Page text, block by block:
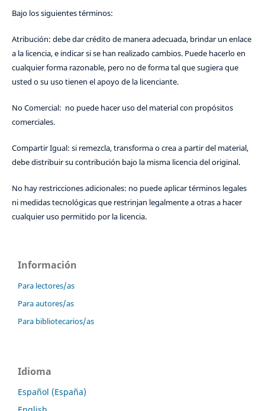
Bajo los siguientes términos:
Atribución: debe dar crédito de manera adecuada, brindar un enlace
a la licencia, e indicar si se han realizado cambios. Puede hacerlo en
cualquier forma razonable, pero no de forma tal que sugiera que
usted o su uso tienen el apoyo de la licenciante.
No Comercial: no puede hacer uso del material con propósitos
comerciales.
Compartir Igual: si remezcla, transforma o crea a partir del material,
debe distribuir su contribución bajo la misma licencia del original.
No hay restricciones adicionales: no puede aplicar términos legales
ni medidas tecnológicas que restrinjan legalmente a otras a hacer
cualquier uso permitido por la licencia.
Información
Para lectores/as
Para autores/as
Para bibliotecarios/as
Idioma
Español (España)